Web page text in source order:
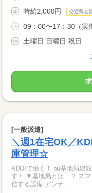
時給2,000円 交通費全
09：00〜17：30（実
土曜日 日曜日 祝日
[一般派遣]
＼週1在宅OK／
庫管理☆
KDDIで働く！ au基地局建
す！ ▼基地局とは…？ スマートフォンが通信するときに電波を送受
信する設備 アンテ...